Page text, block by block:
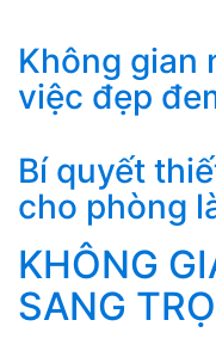
Không gian
việc đẹp
Bí quyết
cho phòng
KHÔNG
SANG